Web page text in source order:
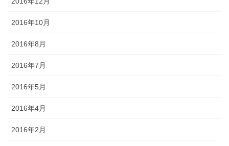
2016年10月
2016年8月
2016年7月
2016年5月
2016年4月
2016年2月